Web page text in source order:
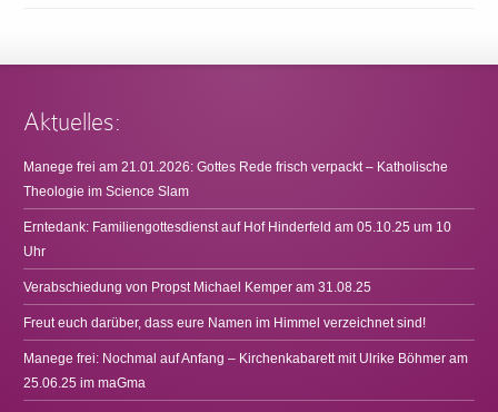
Aktuelles:
Manege frei am 21.01.2026: Gottes Rede frisch verpackt – Katholische
Theologie im Science Slam
Erntedank: Familiengottesdienst auf Hof Hinderfeld am 05.10.25 um 10
Uhr
Verabschiedung von Propst Michael Kemper am 31.08.25
Freut euch darüber, dass eure Namen im Himmel verzeichnet sind!
Manege frei: Nochmal auf Anfang – Kirchenkabarett mit Ulrike Böhmer am
25.06.25 im maGma